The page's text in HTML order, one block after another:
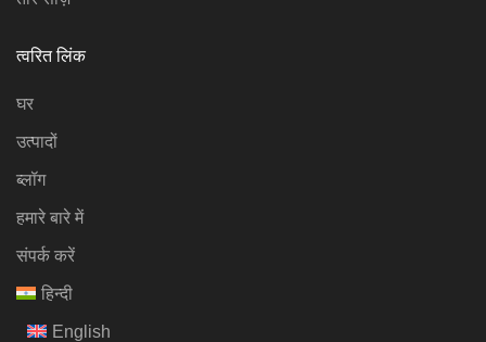
त्वरित लिंक
घर
उत्पादों
ब्लॉग
हमारे बारे में
संपर्क करें
हिन्दी
English